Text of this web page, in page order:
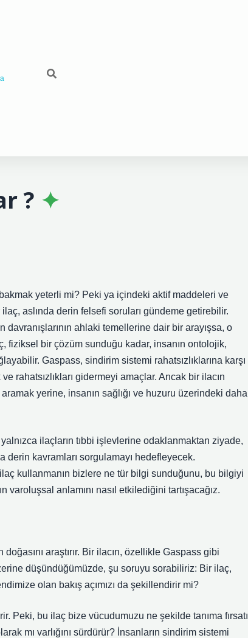
?
yeterli mi? Peki ya içindeki aktif maddeleri ve
aslında derin felsefi soruları gündeme getirebilir.
davranışlarının ahlaki temellerine dair bir arayışsa, o
fiziksel bir çözüm sunduğu kadar, insanın ontolojik,
Gaspass, sindirim sistemi rahatsızlıklarına karşı
rahatsızlıkları gidermeyi amaçlar. Ancak bir ilacın
yerine, insanın sağlığı ve huzuru üzerindeki daha
ilaçların tıbbi işlevlerine odaklanmaktan ziyade,
derin kavramları sorgulamayı hedefleyecek.
kullanmanın bizlere ne tür bilgi sunduğunu, bu bilgiyi
anlamını nasıl etkilediğini tartışacağız.
araştırır. Bir ilacın, özellikle Gaspass gibi
düşündüğümüzde, şu soruyu sorabiliriz: Bir ilaç,
olan bakış açımızı da şekillendirir mi?
bu ilaç bize vücudumuzu ne şekilde tanıma fırsatı
mı varlığını sürdürür? İnsanların sindirim sistemi